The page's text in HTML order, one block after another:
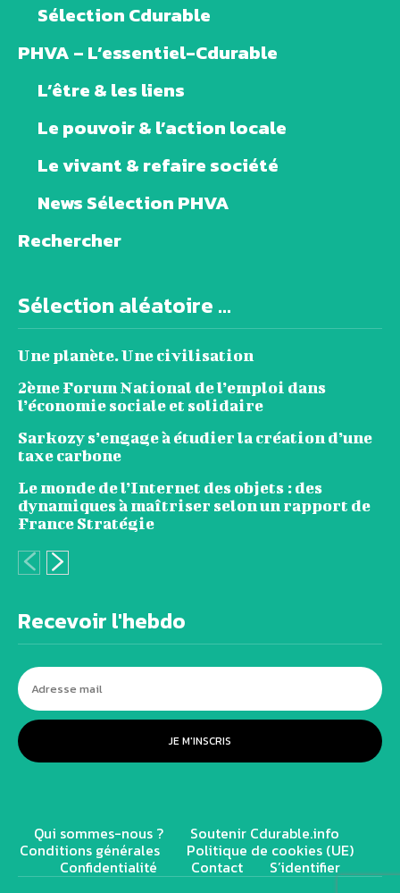
Sélection Cdurable
PHVA – L’essentiel-Cdurable
L’être & les liens
Le pouvoir & l’action locale
Le vivant & refaire société
News Sélection PHVA
Rechercher
Sélection aléatoire ...
Une planète. Une civilisation
2ème Forum National de l’emploi dans
l’économie sociale et solidaire
Sarkozy s’engage à étudier la création d’une
taxe carbone
Le monde de l’Internet des objets : des
dynamiques à maîtriser selon un rapport de
France Stratégie
Recevoir l'hebdo
JE M'INSCRIS
Qui sommes-nous ? Soutenir Cdurable.info
Conditions générales Politique de cookies (UE)
Confidentialité Contact S’identifier